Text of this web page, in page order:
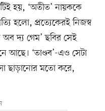
হয়, ‘অতীত’ নায়ককে
হলো, প্রত্যেকেরই নিজস্ব
দ্য গেম’ ছবির সেই
আছে। ‘তাণ্ডব’-এও সেটা
ছাড়ানোর মতো করে,